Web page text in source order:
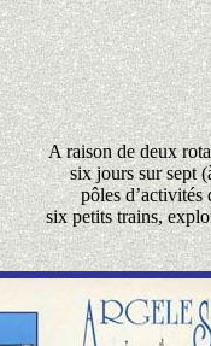
A raison de deux
six jours sur sept
pôles
six petits trains,